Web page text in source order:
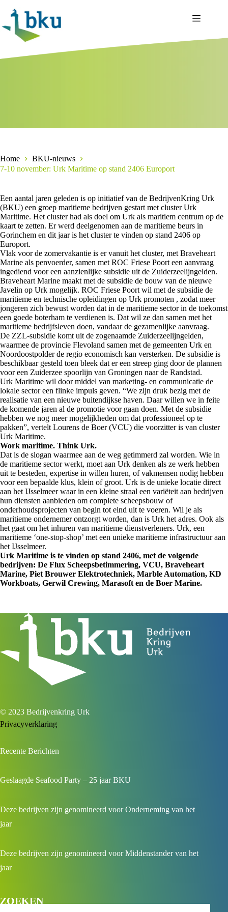
naar
inhoud
Home
BKU-nieuws
7-10 november: Urk Maritime op stand 2406 Europort
Een aantal jaren geleden is op initiatief van de BedrijvenKring Urk
(BKU) een groep maritieme bedrijven gestart met cluster Urk
Maritime. Het cluster had als doel om Urk als maritiem centrum op de
kaart te zetten. Er werd deelgenomen aan de maritieme beurs in
Gorinchem en dit jaar is het cluster te vinden op stand 2406 op
Europort.
Vlak voor de zomervakantie is er vanuit het cluster, met Braveheart
Marine als penvoerder, samen met ROC Friese Poort een aanvraag
ingediend voor een aanzienlijke subsidie uit de Zuiderzeelijngelden.
Braveheart Marine maakt met de subsidie de bouw van de nieuwe
Javelin op Urk mogelijk. ROC Friese Poort wil met de subsidie de
maritieme en technische opleidingen op Urk promoten , zodat meer
jongeren zich bewust worden dat in de maritieme sector in de toekomst
een goede boterham te verdienen is. Dat wil ze dan samen met het
maritieme bedrijfsleven doen, vandaar de gezamenlijke aanvraag.
De ZZL-subsidie komt uit de zogenaamde Zuiderzeelijngelden,
waarmee de provincie Flevoland samen met de gemeenten Urk en
Noordoostpolder de regio economisch kan versterken. De subsidie is
beschikbaar gesteld toen bleek dat er een streep ging door de plannen
voor een Zuiderzee spoorlijn van Groningen naar de Randstad.
Urk Maritime wil door middel van marketing- en communicatie de
lokale sector een flinke impuls geven. “We zijn druk bezig met de
realisatie van een nieuwe buitendijkse haven. Daar willen we in feite
de komende jaren al de promotie voor gaan doen. Met de subsidie
hebben we nog meer mogelijkheden om dat professioneel op te
pakken”, vertelt Lourens de Boer (VCU) die voorzitter is van cluster
Urk Maritime.
Work maritime. Think Urk.
Dat is de slogan waarmee aan de weg getimmerd zal worden. Wie in
de maritieme sector werkt, moet aan Urk denken als ze werk hebben
uit te besteden, expertise in willen huren, of vakmensen nodig hebben
voor een bepaalde klus, klein of groot. Urk is de unieke locatie direct
aan het IJsselmeer waar in een kleine straal een variëteit aan bedrijven
hun diensten aanbieden om complete scheepsbouw of
onderhoudsprojecten van begin tot eind uit te voeren. Wil je als
maritieme ondernemer ontzorgt worden, dan is Urk het adres. Ook als
het gaat om het inhuren van maritieme dienstverleners. Urk, een
maritieme ‘one-stop-shop’ met een unieke maritieme infrastructuur aan
het IJsselmeer.
Urk Maritime is te vinden op stand 2406, met de volgende
bedrijven: De Flux Scheepsbetimmering, VCU, Braveheart
Marine, Piet Brouwer Elektrotechniek, Marble Automation, KD
Workboats, Gerwil Crewing, Marasoft en de Boer Marine.
© 2023 Bedrijvenkring Urk
Privacyverklaring
Recente Berichten
Geslaagde Seafood Party – 25 jaar BKU
Deze bedrijven zijn genomineerd voor Onderneming van het
jaar
Deze bedrijven zijn genomineerd voor Middenstander van het
jaar
ZOEKEN